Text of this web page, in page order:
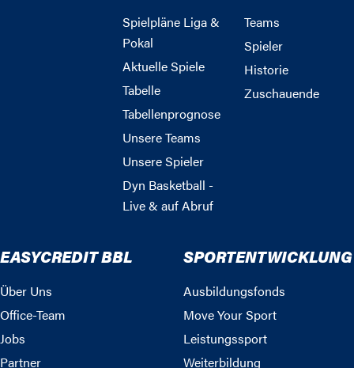
Spielpläne Liga &
Pokal
Aktuelle Spiele
Tabelle
Tabellenprognose
Unsere Teams
Unsere Spieler
Dyn Basketball -
Live & auf Abruf
Teams
Spieler
Historie
Zuschauende
EASYCREDIT BBL
Über Uns
Office-Team
Jobs
Partner
SPORTENTWICKLUNG
Ausbildungsfonds
Move Your Sport
Leistungssport
Weiterbildung